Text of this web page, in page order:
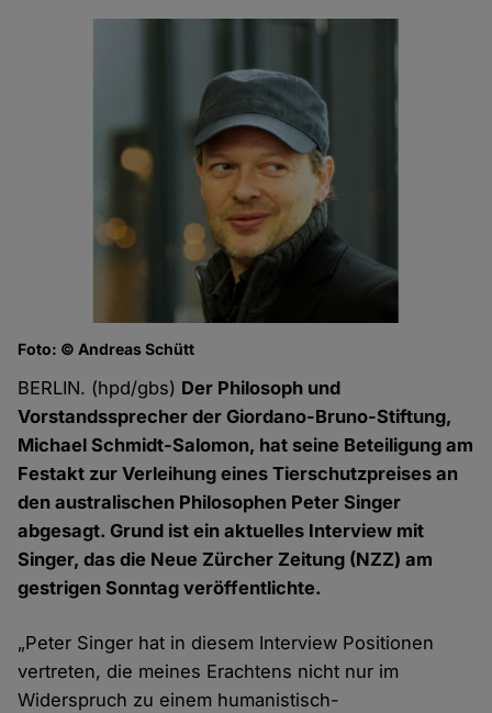
Foto: © Andreas Schütt
BERLIN. (hpd/gbs) Der Philosoph und
Vorstandssprecher der Giordano-Bruno-Stiftung,
Michael Schmidt-Salomon, hat seine Beteiligung am
Festakt zur Verleihung eines Tierschutzpreises an
den australischen Philosophen Peter Singer
abgesagt. Grund ist ein aktuelles Interview mit
Singer, das die Neue Zürcher Zeitung (NZZ) am
gestrigen Sonntag veröffentlichte.
„Peter Singer hat in diesem Interview Positionen
vertreten, die meines Erachtens nicht nur im
Widerspruch zu einem humanistisch-